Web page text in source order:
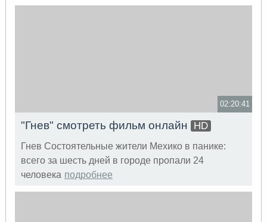
02:20:41
"Гнев" смотреть фильм онлайн HD
Гнев Состоятельные жители Мехико в панике:
всего за шесть дней в городе пропали 24
человека подробнее